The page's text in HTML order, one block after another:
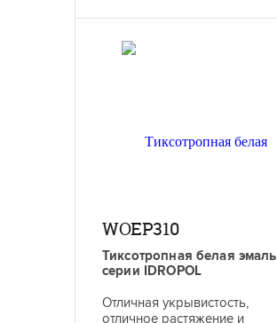
WOEP310
Тиксотропная белая эмаль
серии IDROPOL
Отличная укрывистость,
отличное растяжение и